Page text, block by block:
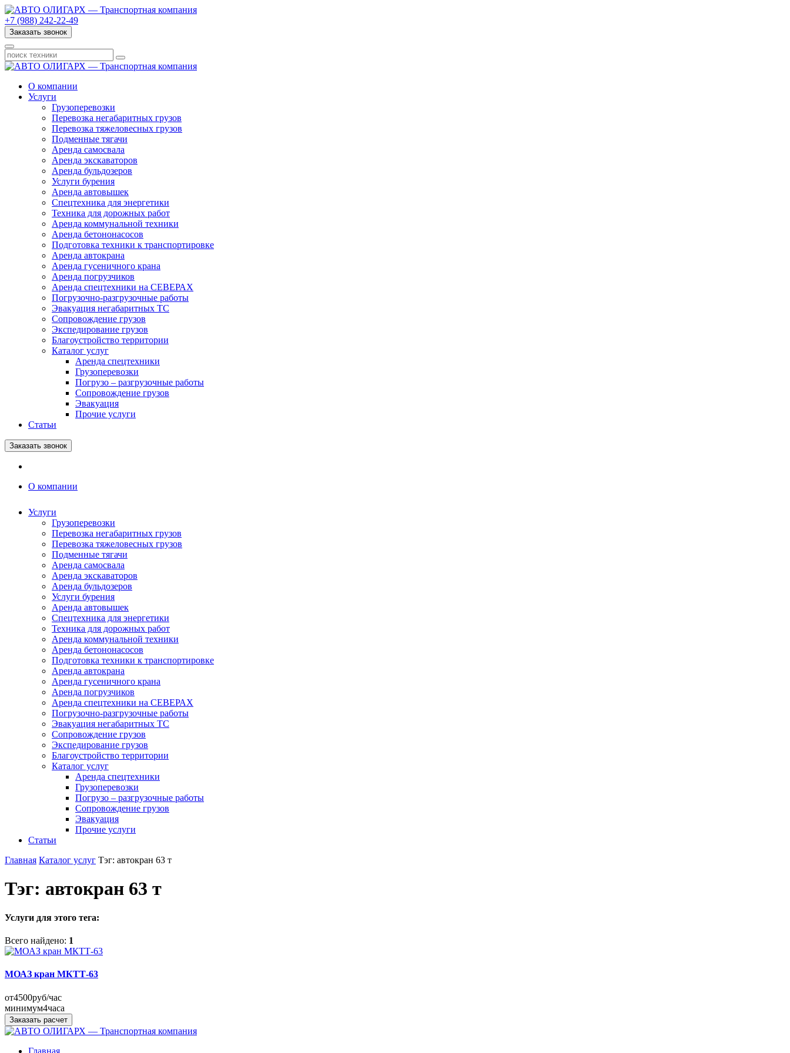
+7 (988) 242-22-49
Заказать звонок
О компании
Услуги
Грузоперевозки
Перевозка негабаритных грузов
Перевозка тяжеловесных грузов
Подменные тягачи
Аренда самосвала
Аренда экскаваторов
Аренда бульдозеров
Услуги бурения
Аренда автовышек
Спецтехника для энергетики
Техника для дорожных работ
Аренда коммунальной техники
Аренда бетононасосов
Подготовка техники к транспортировке
Аренда автокрана
Аренда гусеничного крана
Аренда погрузчиков
Аренда спецтехники на СЕВЕРАХ
Погрузочно-разгрузочные работы
Эвакуация негабаритных ТС
Сопровождение грузов
Экспедирование грузов
Благоустройство территории
Каталог услуг
Аренда спецтехники
Грузоперевозки
Погрузо – разгрузочные работы
Сопровождение грузов
Эвакуация
Прочие услуги
Статьи
Заказать звонок
О компании
Услуги
Грузоперевозки
Перевозка негабаритных грузов
Перевозка тяжеловесных грузов
Подменные тягачи
Аренда самосвала
Аренда экскаваторов
Аренда бульдозеров
Услуги бурения
Аренда автовышек
Спецтехника для энергетики
Техника для дорожных работ
Аренда коммунальной техники
Аренда бетононасосов
Подготовка техники к транспортировке
Аренда автокрана
Аренда гусеничного крана
Аренда погрузчиков
Аренда спецтехники на СЕВЕРАХ
Погрузочно-разгрузочные работы
Эвакуация негабаритных ТС
Сопровождение грузов
Экспедирование грузов
Благоустройство территории
Каталог услуг
Аренда спецтехники
Грузоперевозки
Погрузо – разгрузочные работы
Сопровождение грузов
Эвакуация
Прочие услуги
Статьи
Главная Каталог услуг Тэг: автокран 63 т
Тэг: автокран 63 т
Услуги для этого тега:
Всего найдено: 1
МОАЗ кран МКТТ-63
от4500руб/час
минимум4часа
Заказать расчет
Главная